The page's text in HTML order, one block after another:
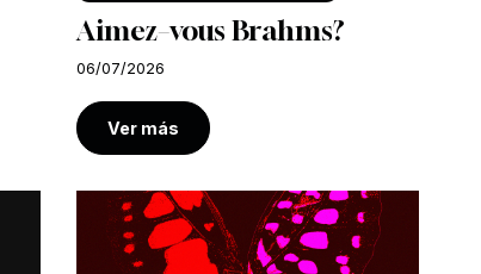
Aimez–vous Brahms?
06/07/2026
Ver más